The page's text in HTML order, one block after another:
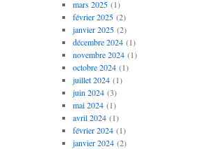
mars 2025(1)
février 2025(2)
janvier 2025(2)
décembre 2024(1)
novembre 2024(1)
octobre 2024(1)
juillet 2024(1)
juin 2024(3)
mai 2024(1)
avril 2024(1)
février 2024(1)
janvier 2024(2)